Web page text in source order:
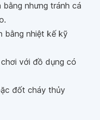
nhưng tránh cá
bằng nhiệt kế kỹ
với đồ dụng có
đốt cháy thủy